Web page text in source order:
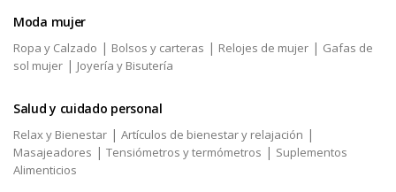
Moda mujer
Ropa y Calzado | Bolsos y carteras | Relojes de mujer | Gafas de
sol mujer | Joyería y Bisutería
Salud y cuidado personal
Relax y Bienestar | Artículos de bienestar y relajación |
Masajeadores | Tensiómetros y termómetros | Suplementos
Alimenticios